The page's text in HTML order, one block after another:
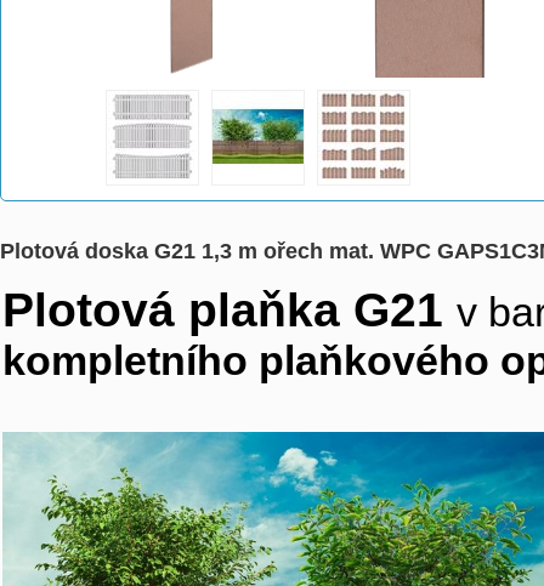
Plotová doska G21 1,3 m ořech mat. WPC
Plotová plaňka G21 v
kompletního plaňkového